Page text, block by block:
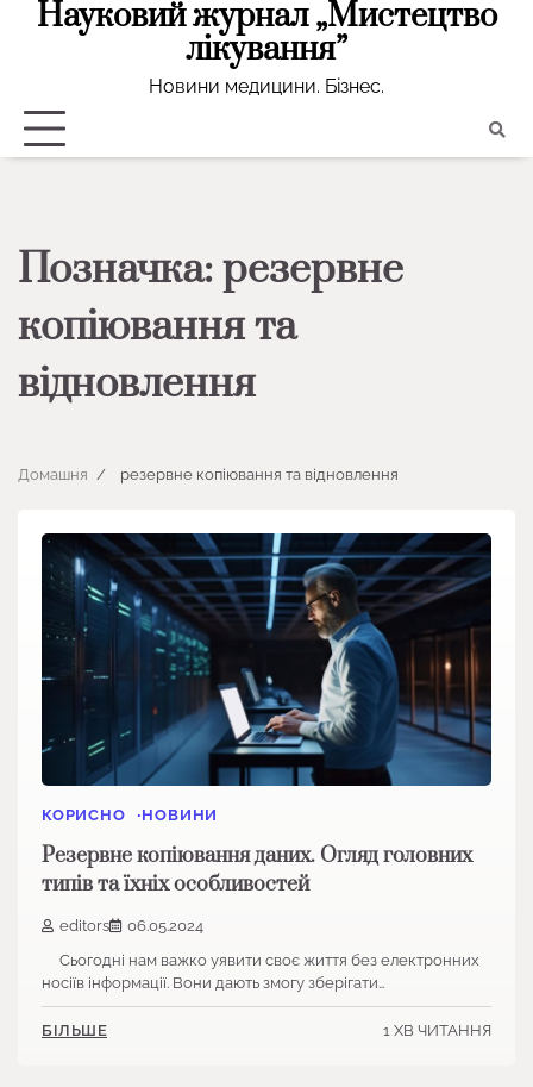
ПерейтиНауковий журнал „Мистецтво
лікування”
Новини медицини. Бізнес.
Позначка:резервне
копіювання та
відновлення
Домашня резервне копіювання та відновлення
КОРИСНО НОВИНИ
Резервне копіювання даних. Огляд головних
типів та їхніх особливостей
editors
06.05.2024
Сьогодні нам важко уявити своє життя без електронних
носіїв інформації. Вони дають змогу зберігати…
БІЛЬШЕ 1 ХВ ЧИТАННЯ